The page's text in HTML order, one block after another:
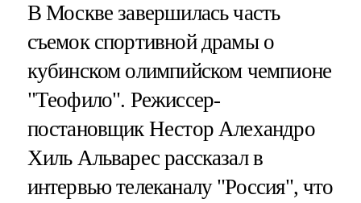
В Москве завершилась часть
съемок спортивной драмы о
кубинском олимпийском чемпионе
"Теофило". Режиссер-
постановщик Нестор Алехандро
Хиль Альварес рассказал в
интервью телеканалу "Россия", что